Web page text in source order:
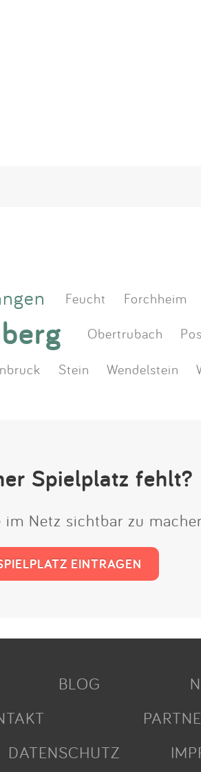
Feucht Forchheim
Obertrubach
Stein Wendelstein
Spielplatz fehlt?
Netz sichtbar zu
EINTRAGEN
BLOG
DATENSCHUTZ